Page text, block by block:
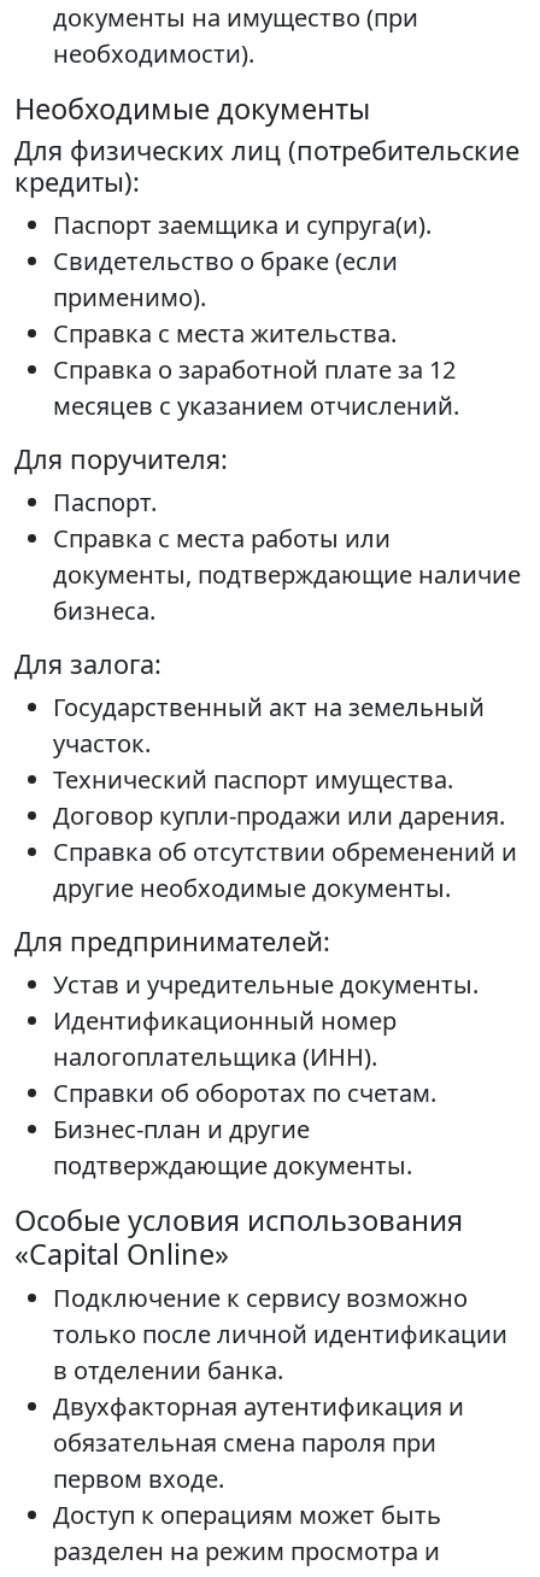
документы на имущество (при
необходимости).
Необходимые документы
Для физических лиц (потребительские
кредиты):
Паспорт заемщика и супруга(и).
Свидетельство о браке (если
применимо).
Справка с места жительства.
Справка о заработной плате за 12
месяцев с указанием отчислений.
Для поручителя:
Паспорт.
Справка с места работы или
документы, подтверждающие наличие
бизнеса.
Для залога:
Государственный акт на земельный
участок.
Технический паспорт имущества.
Договор купли-продажи или дарения.
Справка об отсутствии обременений и
другие необходимые документы.
Для предпринимателей:
Устав и учредительные документы.
Идентификационный номер
налогоплательщика (ИНН).
Справки об оборотах по счетам.
Бизнес-план и другие
подтверждающие документы.
Особые условия использования
«Capital Online»
Подключение к сервису возможно
только после личной идентификации
в отделении банка.
Двухфакторная аутентификация и
обязательная смена пароля при
первом входе.
Доступ к операциям может быть
разделен на режим просмотра и